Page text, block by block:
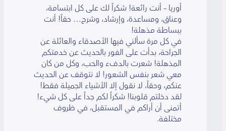
أوريا – أنت رائعة! شكراً لك على كل ابتسامة،
وعناق، ومساعدة، وإرشاد، وشرح… حقاً! أنت
ببساطة مذهلة!
في كل مرة سألني فيها الأصدقاء والعائلة عن
الجراحة، بدأت على الفور بالحديث عن خدمتكم
المذهلة! شعرت بالدفء والحب، وكل من كان
معي شعر بنفس الشعور! لا نتوقف عن الحديث
عنكم، وحقاً، لا نقول إلا الأشياء الجميلة فقط!
لقد دخلتم قلوبنا! شكراً لكم جداً على كل شيء!
أتمنى أن أراكم في المستقبل، في ظروف
مختلفة.